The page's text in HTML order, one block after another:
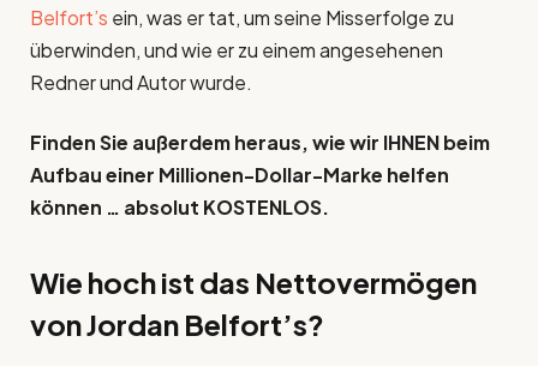
Belfort’s ein, was er tat, um seine Misserfolge zu
überwinden, und wie er zu einem angesehenen
Redner und Autor wurde.
Finden Sie außerdem heraus, wie wir IHNEN beim
Aufbau einer Millionen-Dollar-Marke helfen
können … absolut KOSTENLOS.
Wie hoch ist das Nettovermögen
vonJordan Belfort’s?